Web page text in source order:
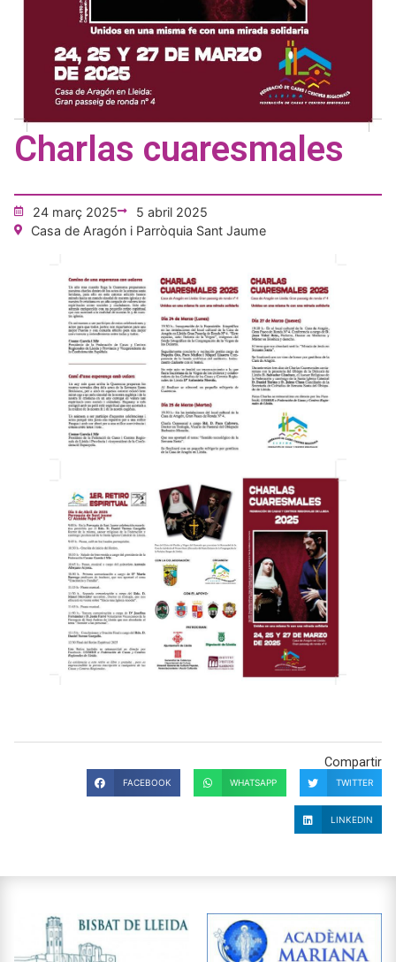
Charlas cuaresmales
24 març 2025
5 abril 2025
Casa de Aragón i Parròquia Sant Jaume
Compartir
FACEBOOK WHATSAPP TWITTER
LINKEDIN